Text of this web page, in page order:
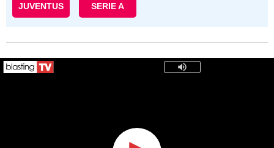
JUVENTUS SERIE A